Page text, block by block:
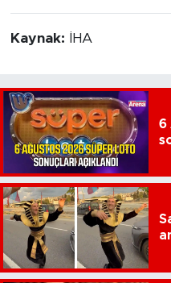
Kaynak: İHA
6